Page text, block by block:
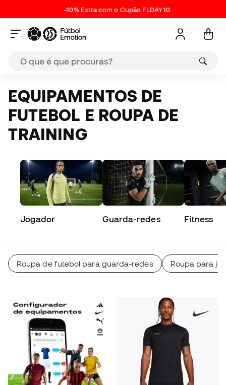
-10% Extra com o Cupão FLDAY10
EQUIPAMENTOS DE
FUTEBOL E ROUPA DE
TRAINING
Jogador Guarda-redes Fitness
Roupa de futebol para guarda-redes Roupa para